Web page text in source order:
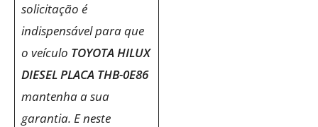
solicitação é
indispensável para que
o veículo TOYOTA HILUX
DIESEL PLACA THB-0E86
mantenha a sua
garantia. E neste